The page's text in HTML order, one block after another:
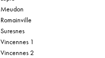
Meudon
Romainville
Suresnes
Vincennes 1
Vincennes 2